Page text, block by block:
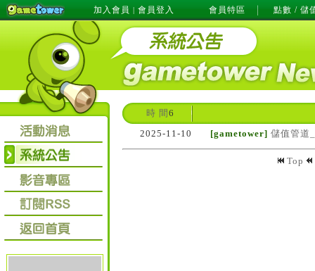
加入會員 | 會員登入 會員特區 點數 / 儲
時 間 6
2025-11-10
[gametower] 儲值管道
Top